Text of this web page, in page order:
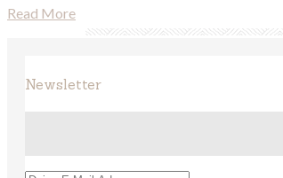
Read More
Newsletter